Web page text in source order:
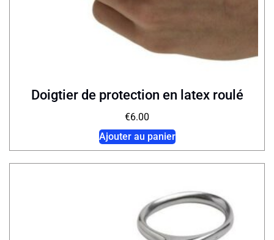
Doigtier de protection en latex roulé
€6.00
Ajouter au panier